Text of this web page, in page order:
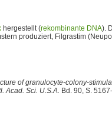
hergestellt (rekombinante DNA).
produziert, Filgrastim
of granulocyte-colony-
Acad. Sci. U.S.A. Bd. 90, S.